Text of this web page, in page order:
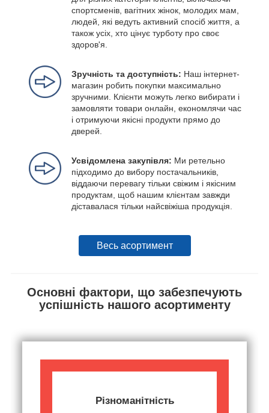
спортсменів, вагітних жінок, молодих мам,
людей, які ведуть активний спосіб життя, а
також усіх, хто цінує турботу про своє
здоров'я.
Зручність та доступність: Наш інтернет-
магазин робить покупки максимально
зручними. Клієнти можуть легко вибирати і
замовляти товари онлайн, економлячи час
і отримуючи якісні продукти прямо до
дверей.
Усвідомлена закупівля: Ми ретельно
підходимо до вибору постачальників,
віддаючи перевагу тільки свіжим і якісним
продуктам, щоб нашим клієнтам завжди
діставалася тільки найсвіжіша продукція.
Весь асортимент
Основні фактори, що забезпечують
успішність нашого асортименту
Різноманітність